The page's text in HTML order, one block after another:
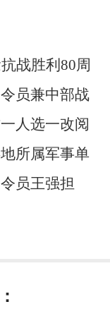
战胜利80周
员兼中部战
人选一改阅
所属军事单
员王强担